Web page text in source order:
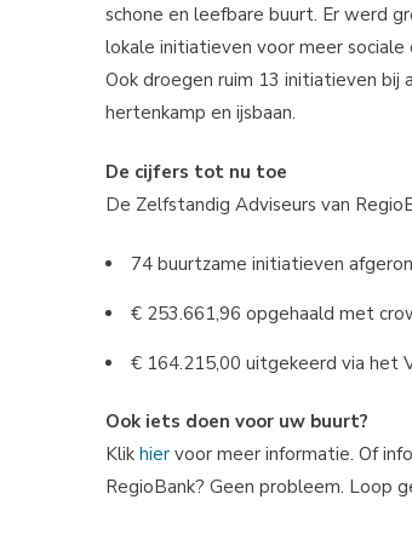
schone en leefbare buurt. Er werd
lokale initiatieven voor meer
Ook droegen ruim 13 initiatieven bij
hertenkamp en ijsbaan.
De cijfers tot nu toe
De Zelfstandig Adviseurs van
74 buurtzame initiatieven
€ 253.661,96 opgehaald met
€ 164.215,00 uitgekeerd via het
Ook iets doen voor uw buurt?
Klik hier voor meer informatie. Of
RegioBank? Geen probleem. Loop